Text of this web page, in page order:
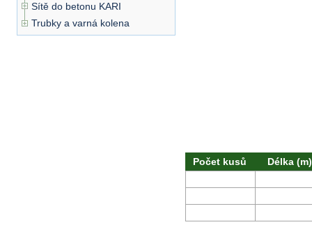
Sítě do betonu KARI
Trubky a varná kolena
Počet kusů Délka (m)